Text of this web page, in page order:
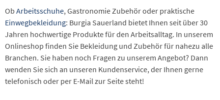
Ob Arbeitsschuhe, Gastronomie Zubehör oder praktische
Einwegbekleidung: Burgia Sauerland bietet Ihnen seit über 30
Jahren hochwertige Produkte für den Arbeitsalltag. In unserem
Onlineshop finden Sie Bekleidung und Zubehör für nahezu alle
Branchen. Sie haben noch Fragen zu unserem Angebot? Dann
wenden Sie sich an unseren Kundenservice, der Ihnen gerne
telefonisch oder per E-Mail zur Seite steht!